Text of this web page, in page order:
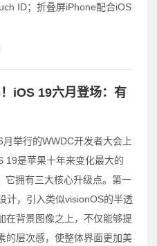
ID；折叠屏iPhone配合iOS
iOS 19六月登场：有
举行的WWDC开发者大会上
19是苹果十年来变化最大的
它拥有三大核心升级点。第一
计，引入类似visionOS的半透
在背景图像之上，不仅能够提
的层次感，使整体界面更加美